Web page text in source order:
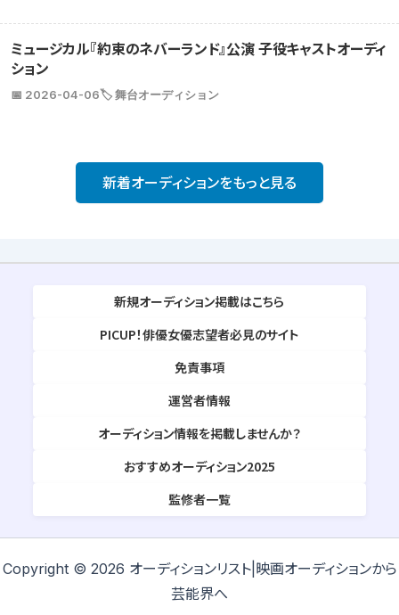
ミュージカル『約束のネバーランド』公演 子役キャストオーディ
ション
📅 2026-04-06🏷️ 舞台オーディション
新着オーディションをもっと見る
新規オーディション掲載はこちら
PICUP！俳優女優志望者必見のサイト
免責事項
運営者情報
オーディション情報を掲載しませんか？
おすすめオーディション2025
監修者一覧
Copyright © 2026 オーディションリスト|映画オーディションから
芸能界へ